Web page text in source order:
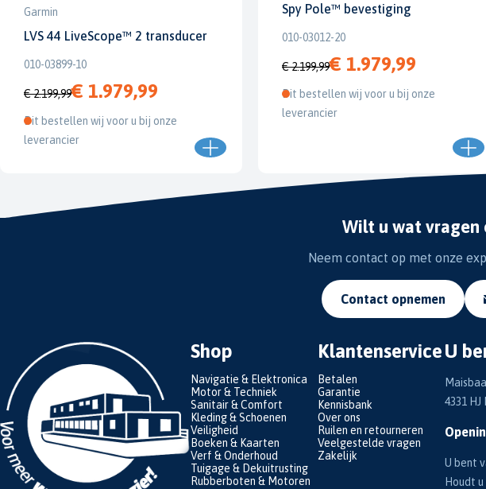
Garmin
LVS 44 LiveScope™ 2 transducer
010-03899-10
€ 2.199,99€ 1.979,99
Dit bestellen wij voor u bij onze
leverancier
Spy Pole™ bevestiging
010-03012-20
€ 2.199,99€ 1.979,99
Dit bestellen wij voor u bij onze
leverancier
Wilt u wat vragen
Neem contact op met onze
Contact opnemen
Shop
Navigatie & Elektronica
Motor & Techniek
Sanitair & Comfort
Kleding & Schoenen
Veiligheid
Boeken & Kaarten
Verf & Onderhoud
Tuigage & Dekuitrusting
Rubberboten & Motoren
Klantenservice
Betalen
Garantie
Kennisbank
Over ons
Ruilen en retourneren
Veelgestelde vragen
Zakelijk
U
4331
U bent
Houdt